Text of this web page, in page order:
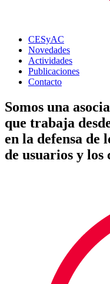
CESyAC
Novedades
Actividades
Publicaciones
Contacto
Somos una
que trabaja
en la defensa de
de usuarios y los